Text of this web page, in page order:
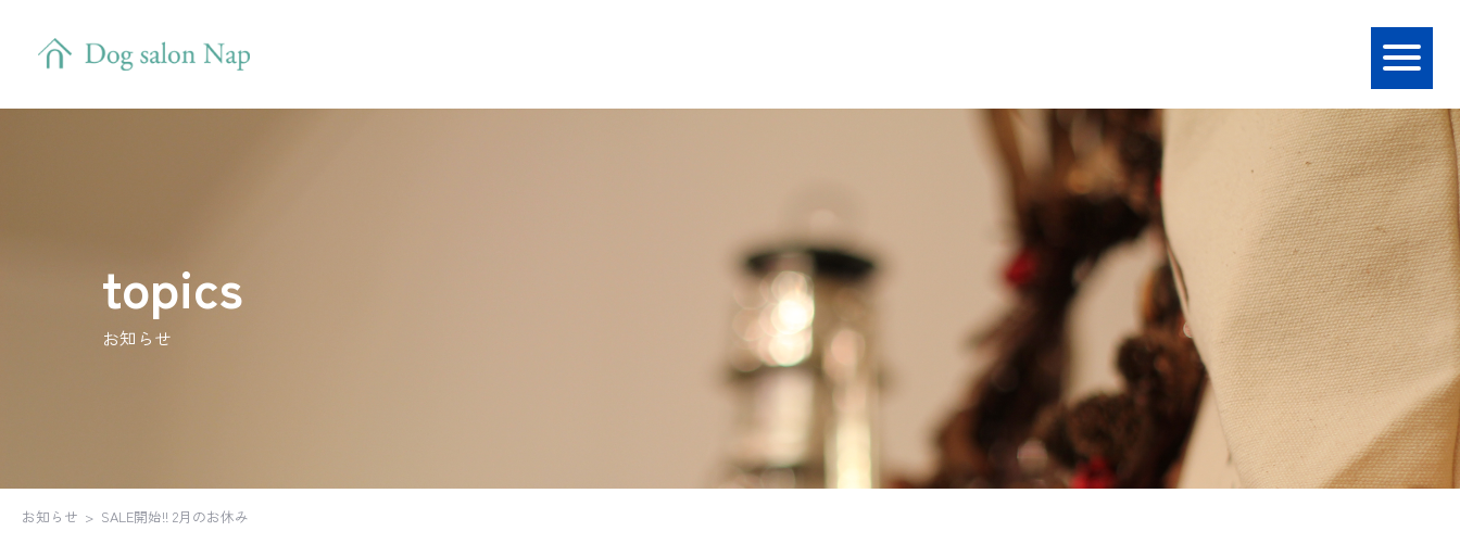
topics
お知らせ
お知らせ SALE開始!! 2月のお休み